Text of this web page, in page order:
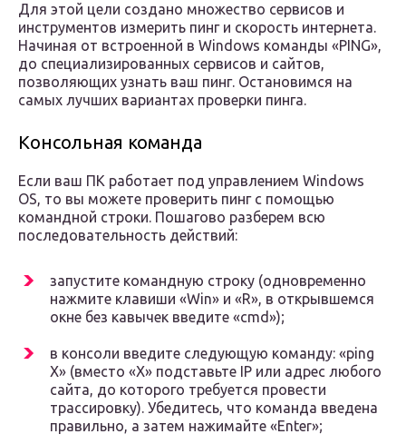
Для этой цели создано множество сервисов и
инструментов измерить пинг и скорость интернета.
Начиная от встроенной в Windows команды «PING»,
до специализированных сервисов и сайтов,
позволяющих узнать ваш пинг. Остановимся на
самых лучших вариантах проверки пинга.
Консольная команда
Если ваш ПК работает под управлением Windows
OS, то вы можете проверить пинг с помощью
командной строки. Пошагово разберем всю
последовательность действий:
запустите командную строку (одновременно
нажмите клавиши «Win» и «R», в открывшемся
окне без кавычек введите «cmd»);
в консоли введите следующую команду: «ping
X» (вместо «X» подставьте IP или адрес любого
сайта, до которого требуется провести
трассировку). Убедитесь, что команда введена
правильно, а затем нажимайте «Enter»;